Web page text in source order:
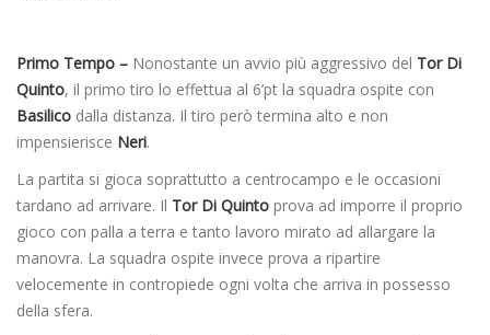
Primo Tempo – Nonostante un avvio più aggressivo del Tor Di
Quinto, il primo tiro lo effettua al 6’pt la squadra ospite con
Basilico dalla distanza. Il tiro però termina alto e non
impensierisce Neri.
La partita si gioca soprattutto a centrocampo e le occasioni
tardano ad arrivare. Il Tor Di Quinto prova ad imporre il proprio
gioco con palla a terra e tanto lavoro mirato ad allargare la
manovra. La squadra ospite invece prova a ripartire
velocemente in contropiede ogni volta che arriva in possesso
della sfera.